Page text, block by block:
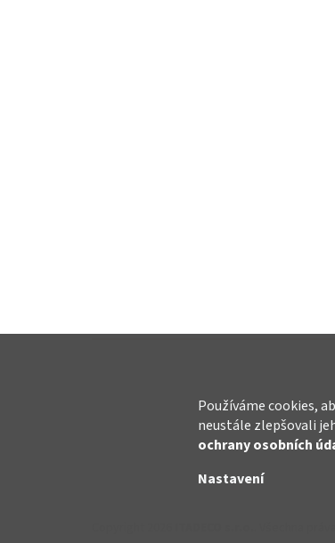
Používáme cookies,
neustále zlepšovali
ochrany osobních
Nastavení